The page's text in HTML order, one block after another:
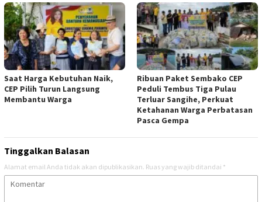
Saat Harga Kebutuhan Naik,
CEP Pilih Turun Langsung
Membantu Warga
Ribuan Paket Sembako CEP
Peduli Tembus Tiga Pulau
Terluar Sangihe, Perkuat
Ketahanan Warga Perbatasan
Pasca Gempa
Tinggalkan Balasan
Alamat email Anda tidak akan dipublikasikan. Ruas yang wajib ditandai *